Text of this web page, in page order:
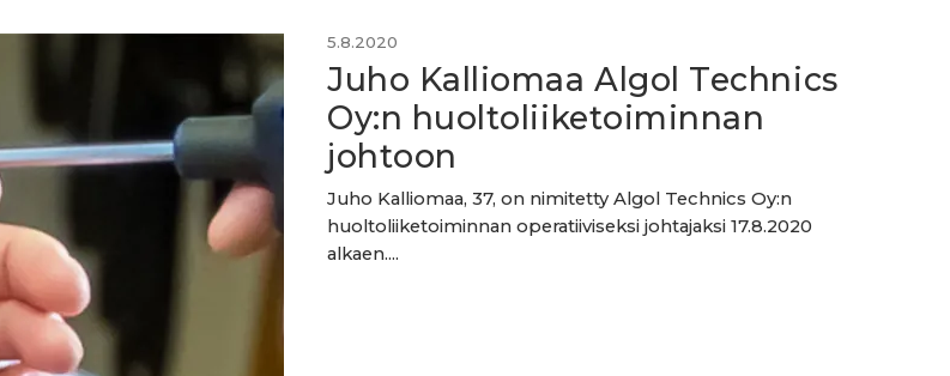
5.8.2020
Juho Kalliomaa Algol Technics
Oy:n huoltoliiketoiminnan
johtoon
Juho Kalliomaa, 37, on nimitetty Algol Technics Oy:n
huoltoliiketoiminnan operatiiviseksi johtajaksi 17.8.2020
alkaen....